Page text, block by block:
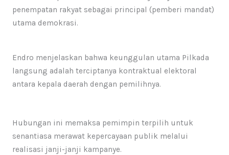
penempatan rakyat sebagai principal (pemberi mandat)
utama demokrasi.​
Endro menjelaskan bahwa keunggulan utama Pilkada
langsung adalah terciptanya kontraktual elektoral
antara kepala daerah dengan pemilihnya.
Hubungan ini memaksa pemimpin terpilih untuk
senantiasa merawat kepercayaan publik melalui
realisasi janji-janji kampanye.